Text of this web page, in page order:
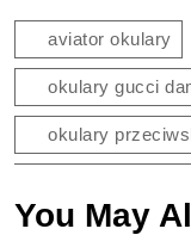
aviator okulary
okulary gucci
okulary
You May